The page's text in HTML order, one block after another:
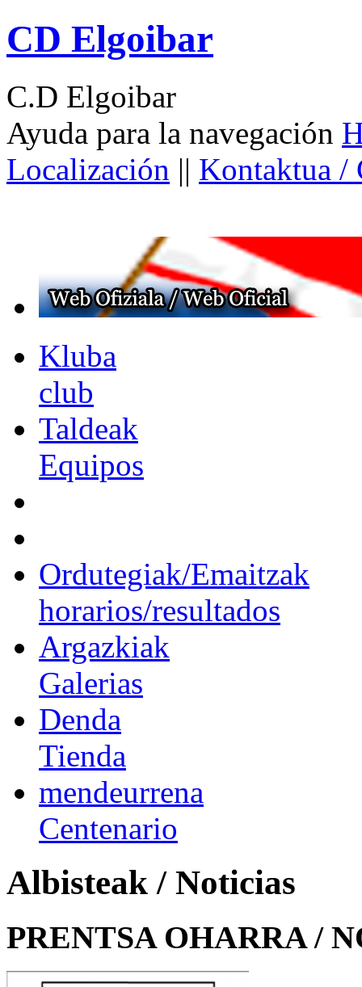
CD Elgoibar
C.D Elgoibar
Ayuda para la navegación
Localización || Kontaktua /
Kluba
club
Taldeak
Equipos
Ordutegiak/Emaitzak
horarios/resultados
Argazkiak
Galerias
Denda
Tienda
mendeurrena
Centenario
Albisteak / Noticias
PRENTSA OHARRA /